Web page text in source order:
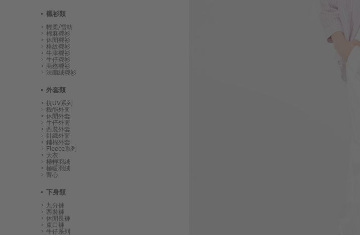
襯衫類
輕柔/雪紡
棉麻襯衫
休閒襯衫
格紋襯衫
牛津襯衫
牛仔襯衫
商務襯衫
法蘭絨襯衫
外套類
抗UV系列
機能外套
休閒外套
牛仔外套
西裝外套
針織外套
鋪棉外套
Fleece系列
大衣
極輕羽絨
極暖羽絨
背心
下身類
九分褲
西裝褲
休閒長褲
束口褲
牛仔系列